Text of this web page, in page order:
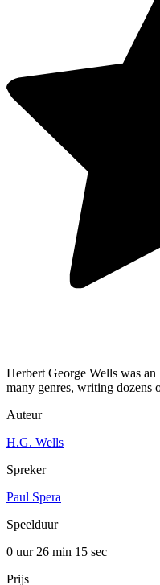
Herbert George Wells was
many genres, writing dozens
Auteur
H.G. Wells
Spreker
Paul Spera
Speelduur
0 uur 26 min 15 sec
Prijs